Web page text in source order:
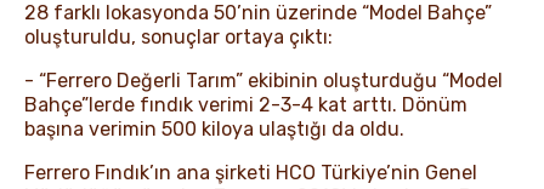
28 farklı lokasyonda 50’nin üzerinde “Model Bahçe”
oluşturuldu, sonuçlar ortaya çıktı:
- “Ferrero Değerli Tarım” ekibinin oluşturduğu “Model
Bahçe”lerde fındık verimi 2-3-4 kat arttı. Dönüm
başına verimin 500 kiloya ulaştığı da oldu.
Ferrero Fındık’ın ana şirketi HCO Türkiye’nin Genel